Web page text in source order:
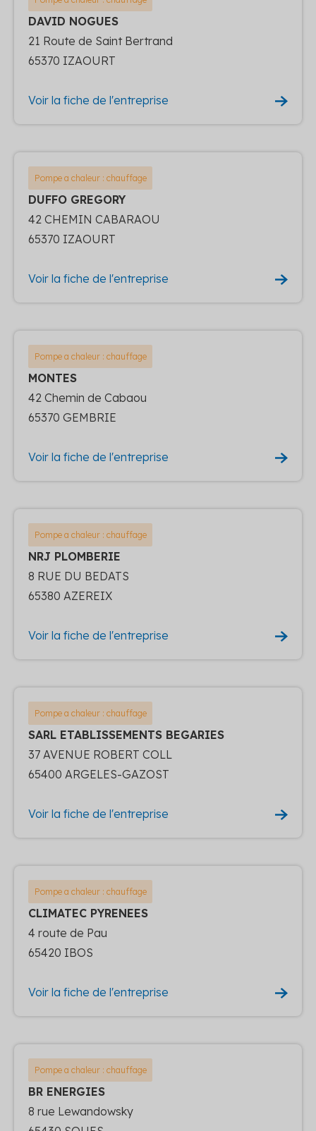
DAVID NOGUES
21 Route de Saint Bertrand
65370 IZAOURT
Voir la fiche de l'entreprise
Pompe a chaleur : chauffage
DUFFO GREGORY
42 CHEMIN CABARAOU
65370 IZAOURT
Voir la fiche de l'entreprise
Pompe a chaleur : chauffage
MONTES
42 Chemin de Cabaou
65370 GEMBRIE
Voir la fiche de l'entreprise
Pompe a chaleur : chauffage
NRJ PLOMBERIE
8 RUE DU BEDATS
65380 AZEREIX
Voir la fiche de l'entreprise
Pompe a chaleur : chauffage
SARL ETABLISSEMENTS BEGARIES
37 AVENUE ROBERT COLL
65400 ARGELES-GAZOST
Voir la fiche de l'entreprise
Pompe a chaleur : chauffage
CLIMATEC PYRENEES
4 route de Pau
65420 IBOS
Voir la fiche de l'entreprise
Pompe a chaleur : chauffage
BR ENERGIES
8 rue Lewandowsky